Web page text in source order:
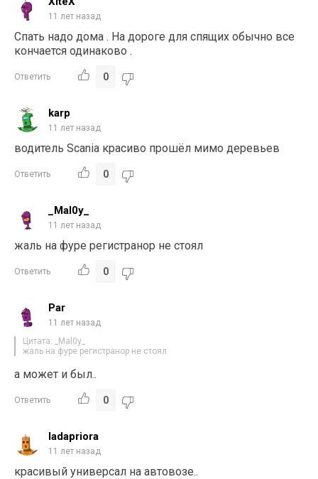
11 лет назад
Спать надо дома . На дороге для спящих обычно все
кончается одинаково .
Ответить 0
karp
11 лет назад
водитель Scania красиво прошёл мимо деревьев
Ответить 0
_Mal0y_
11 лет назад
жаль на фуре регистранор не стоял
Ответить 0
Par
11 лет назад
Цитата: _Mal0y_
жаль на фуре регистранор не стоял
а может и был..
Ответить 0
ladapriora
11 лет назад
красивый универсал на автовозе..